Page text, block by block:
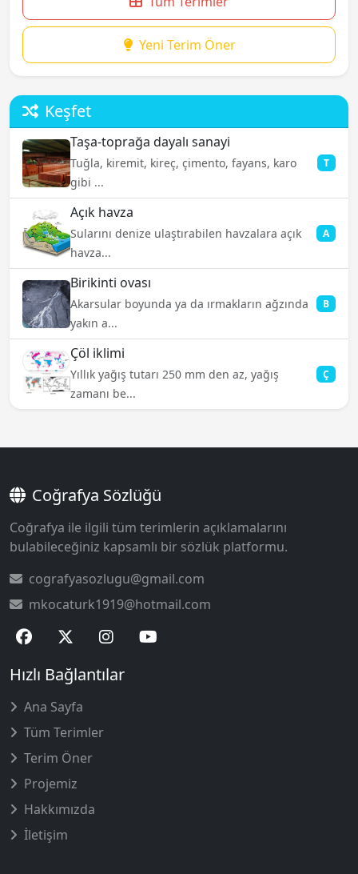
Yeni Terim Öner
Keşfet
Taşa-toprağa dayalı sanayi
Tuğla, kiremit, kireç, çimento, fayans, karo
gibi ...
T
Açık havza
Sularını denize ulaştırabilen havzalara açık
havza...
A
Birikinti ovası
Akarsular boyunda ya da ırmakların ağzında
yakın a...
B
Çöl iklimi
Yıllık yağış tutarı 250 mm den az, yağış
zamanı be...
Ç
Coğrafya Sözlüğü
Coğrafya ile ilgili tüm terimlerin açıklamalarını
bulabileceğiniz kapsamlı bir sözlük platformu.
cografyasozlugu@gmail.com
mkocaturk1919@hotmail.com
Hızlı Bağlantılar
Ana Sayfa
Tüm Terimler
Terim Öner
Projemiz
Hakkımızda
İletişim